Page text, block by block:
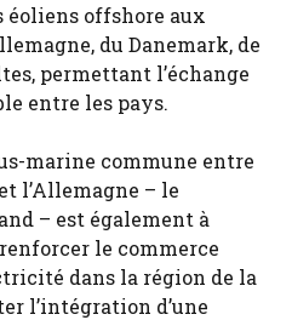
offshore aux
du Danemark, de
permettant l’échange
entre les pays.
marine commune entre
l’Allemagne – le
– est également à
le commerce
dans la région de la
l’intégration d’une